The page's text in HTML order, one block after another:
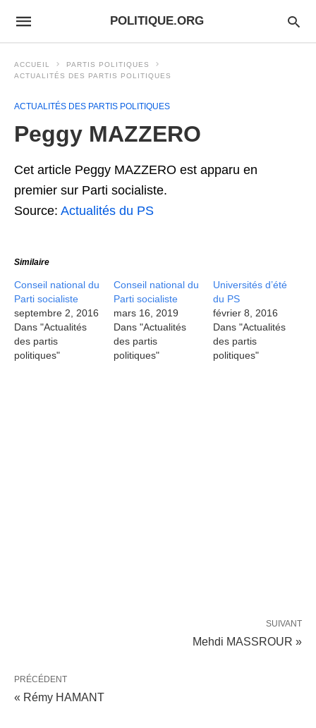
POLITIQUE.ORG
ACCUEIL
PARTIS POLITIQUES
ACTUALITÉS DES PARTIS POLITIQUES
ACTUALITÉS DES PARTIS POLITIQUES
Peggy MAZZERO
Cet article Peggy MAZZERO est apparu en
premier sur Parti socialiste.
Source: Actualités du PS
Similaire
Conseil national du
Parti socialiste
septembre 2, 2016
Dans "Actualités
des partis
politiques"
Conseil national du
Parti socialiste
mars 16, 2019
Dans "Actualités
des partis
politiques"
Universités d’été
du PS
février 8, 2016
Dans "Actualités
des partis
politiques"
SUIVANT
Mehdi MASSROUR »
PRÉCÉDENT
« Rémy HAMANT